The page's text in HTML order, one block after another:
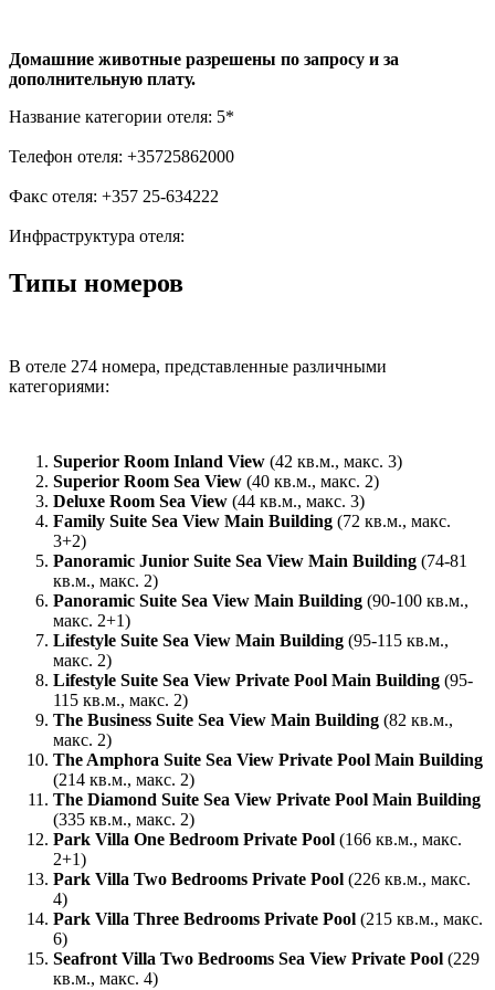
Домашние животные разрешены по запросу и за
дополнительную плату.
Название категории отеля: 5*
Телефон отеля: +35725862000
Факс отеля: +357 25-634222
Инфраструктура отеля:
Типы номеров
В отеле 274 номера, представленные различными
категориями:
Superior Room Inland View (42 кв.м., макс. 3)
Superior Room Sea View (40 кв.м., макс. 2)
Deluxe Room Sea View (44 кв.м., макс. 3)
Family Suite Sea View Main Building (72 кв.м., макс.
3+2)
Panoramic Junior Suite Sea View Main Building (74-81
кв.м., макс. 2)
Panoramic Suite Sea View Main Building (90-100 кв.м.,
макс. 2+1)
Lifestyle Suite Sea View Main Building (95-115 кв.м.,
макс. 2)
Lifestyle Suite Sea View Private Pool Main Building (95-
115 кв.м., макс. 2)
The Business Suite Sea View Main Building (82 кв.м.,
макс. 2)
The Amphora Suite Sea View Private Pool Main Building
(214 кв.м., макс. 2)
The Diamond Suite Sea View Private Pool Main Building
(335 кв.м., макс. 2)
Park Villa One Bedroom Private Pool (166 кв.м., макс.
2+1)
Park Villa Two Bedrooms Private Pool (226 кв.м., макс.
4)
Park Villa Three Bedrooms Private Pool (215 кв.м., макс.
6)
Seafront Villa Two Bedrooms Sea View Private Pool (229
кв.м., макс. 4)